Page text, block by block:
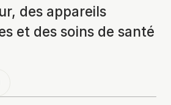
des appareils
et des soins de santé